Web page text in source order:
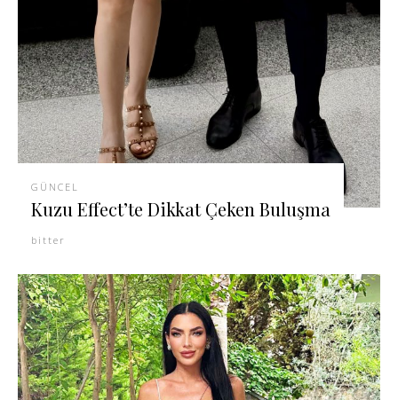
GÜNCEL
Kuzu Effect’te Dikkat Çeken Buluşma
bitter